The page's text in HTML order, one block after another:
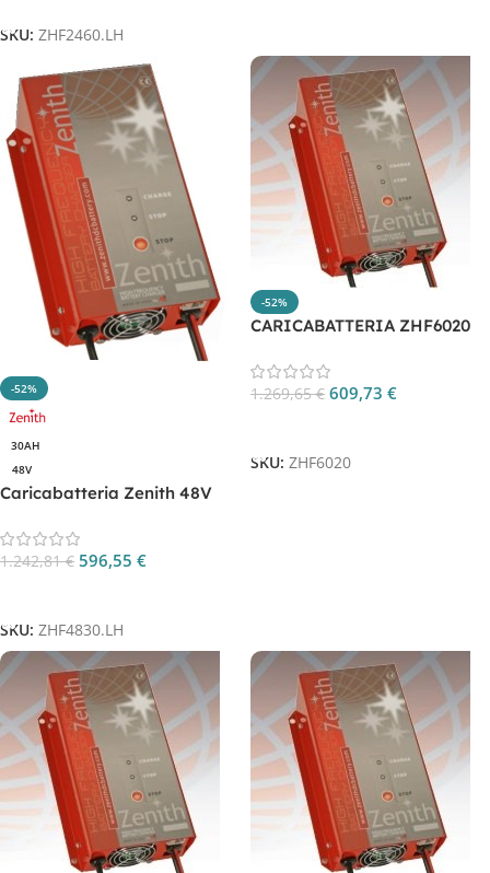
SKU: ZHF2460.LH
-52%
30AH
48V
Caricabatteria Zenith 48V
ZHF4830.LH
1.242,81€ 596,55 €
SKU: ZHF4830.LH
-52%
CARICABATTERIA ZHF6020
1.269,65€ 609,73 €
SKU: ZHF6020